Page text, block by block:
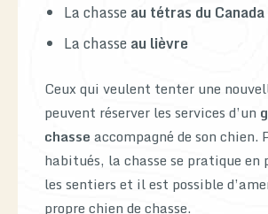
La chasseau tétras du Canada
La chasseau lièvre
Ceux qui veulent tenter une
peuvent réserver les services d’un
chasse accompagné de son chien.
habitués, la chasse se pratique en
les sentiers et il est possible
propre chien de chasse.